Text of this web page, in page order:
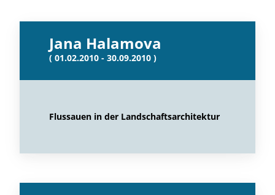
Jana Halamova
( 01.02.2010 - 30.09.2010 )
Flussauen in der Landschaftsarchitektur